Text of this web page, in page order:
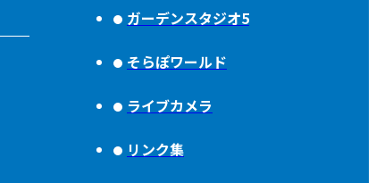
ガーデンスタジオ5
そらぽワールド
ライブカメラ
リンク集